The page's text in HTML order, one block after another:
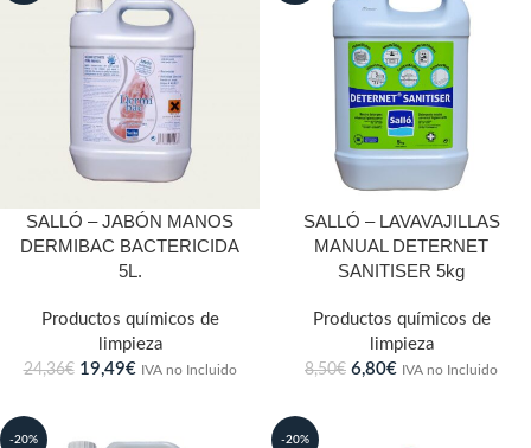
SALLÓ – JABÓN MANOS
DERMIBAC BACTERICIDA
5L.
Productos químicos de
limpieza
24,36€ 19,49€ IVA no Incluido
SALLÓ – LAVAVAJILLAS
MANUAL DETERNET
SANITISER 5kg
Productos químicos de
limpieza
8,50€ 6,80€ IVA no Incluido
-20% -20%